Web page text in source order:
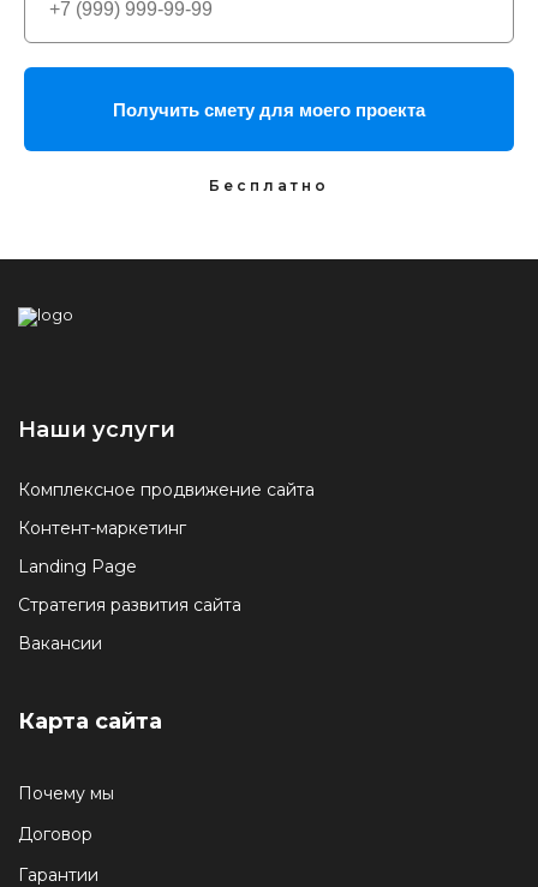
Получить смету для моего проекта
Наши услуги
Комплексное продвижение сайта
Контент-маркетинг
Landing Page
Стратегия развития сайта
Вакансии
Карта сайта
Почему мы
Договор
Гарантии